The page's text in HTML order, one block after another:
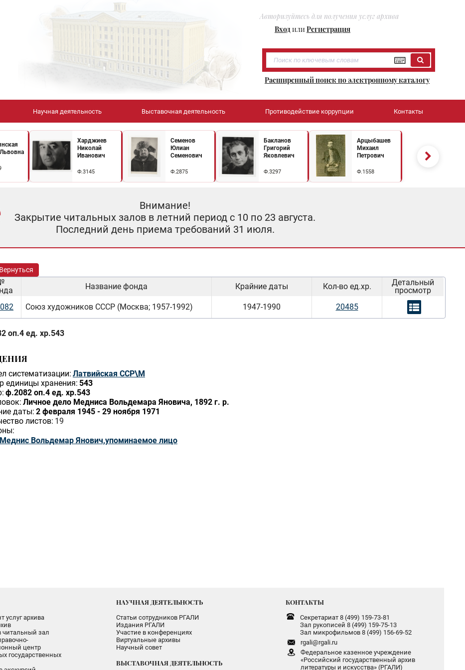
Авторизуйтесь для получения услуг архива
ВходилиРегистрация
Расширенный поиск по электронному каталогу
Научная деятельность Выставочная деятельность Противодействие коррупции Контакты
Харджиев
Николай
Иванович
Ф.3145
Семенов
Юлиан
Семенович
Ф.2875
Бакланов
Григорий
Яковлевич
Ф.3297
Арцыбашев
Михаил
Петрович
Ф.1558
Внимание!
Закрытие читальных залов в летний период с 10 по 23 августа.
Последний день приема требований 31 июля.
Вернуться
Название фонда Крайние даты Кол-во ед.хр.
Детальный
просмотр
Союз художников СССР (Москва; 1957-1992) 1947-1990 20485
оп.4 ед. хр.543
систематизации: Латвийская ССР\М
единицы хранения: 543
ф.2082 оп.4 ед. хр.543
Личное дело Медниса Вольдемара Яновича, 1892 г. р.
даты: 2 февраля 1945 - 29 ноября 1971
листов: 19
Меднис Вольдемар Янович,упоминаемое лицо
услуг архива
читальный зал
центр
государственных
НАУЧНАЯ ДЕЯТЕЛЬНОСТЬ
Статьи сотрудников РГАЛИ
Издания РГАЛИ
Участие в конференциях
Виртуальные архивы
Научный совет
ВЫСТАВОЧНАЯ ДЕЯТЕЛЬНОСТЬ
КОНТАКТЫ
Секретариат 8 (499) 159-73-81
Зал рукописей 8 (499) 159-75-13
Зал микрофильмов 8 (499) 156-69-52
rgali@rgali.ru
Федеральное казенное учреждение
«Российский государственный архив
литературы и искусства» (РГАЛИ)